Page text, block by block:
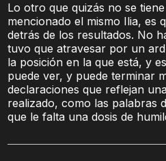
Lo otro que quizás no se
mencionado el mismo Ilia, es
detrás de los resultados. No
tuvo que atravesar por un
la posición en la que está, y
puede ver, y puede terminar
declaraciones que reflejan
realizado, como las palabras
que le falta una dosis de